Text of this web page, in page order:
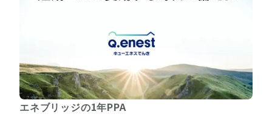
エネブリッジの1年PPA